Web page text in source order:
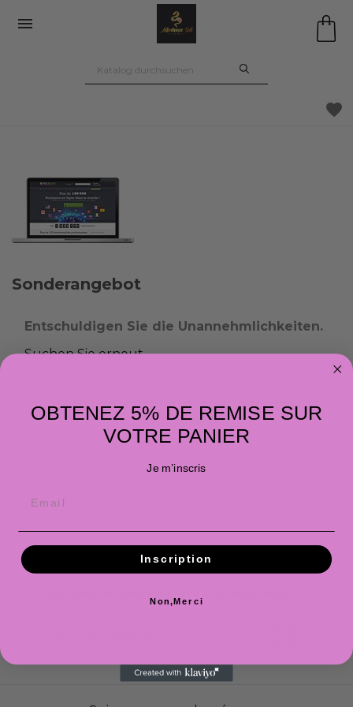

favorite
Sonderangebot
Entschuldigen Sie die Unannehmlichkeiten.
Suchen Sie erneut
NEWSLETTER
OBTENEZ 5% DE REMISE SUR
VOTRE PANIER
Je m’inscris
Inscription
Non,Merci